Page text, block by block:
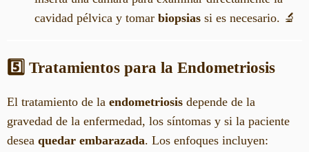
cavidad pélvica y tomar biopsias si es necesario. 🔬
5️⃣ Tratamientos para la Endometriosis
El tratamiento de la endometriosis depende de la
gravedad de la enfermedad, los síntomas y si la paciente
desea quedar embarazada. Los enfoques incluyen: